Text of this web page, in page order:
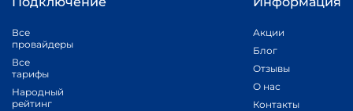
Все
провайдеры
Все
тарифы
Народный
рейтинг
Акции
Блог
Отзывы
О нас
Контакты